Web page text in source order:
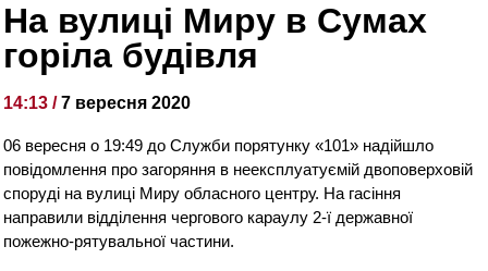
На вулиці Миру в Сумах
горіла будівля
14:13 /7 вересня 2020
06 вересня о 19:49 до Служби порятунку «101» надійшло
повідомлення про загоряння в неексплуатуємій двоповерховій
споруді на вулиці Миру обласного центру. На гасіння
направили відділення чергового караулу 2-ї державної
пожежно-рятувальної частини.